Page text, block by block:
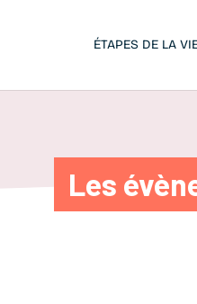
ÉTAPES DE LA
Les